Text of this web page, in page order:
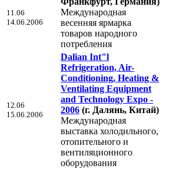
11.06
14.06.2006
Международная
весенняя ярмарка
товаров народного
потребления
12.06
15.06.2006
Dalian Int"l
Refrigeration, Air-
Conditioning, Heating &
Ventilating Equipment
and Technology Expo -
2006 (г. Далянь, Китай)
Международная
выставка холодильного,
отопительного и
вентиляционного
оборудования